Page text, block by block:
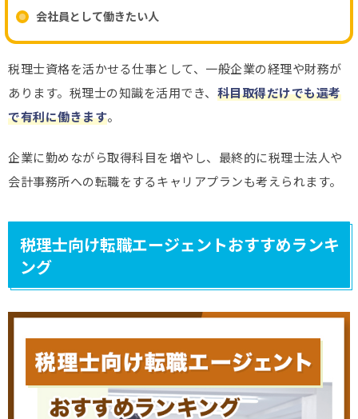
会社員として働きたい人
税理士資格を活かせる仕事として、一般企業の経理や財務が
あります。税理士の知識を活用でき、 科目取得だけでも選考
で有利に働きます。
企業に勤めながら取得科目を増やし、最終的に税理士法人や
会計事務所への転職をするキャリアプランも考えられます。
税理士向け転職エージェントおすすめランキ
ング